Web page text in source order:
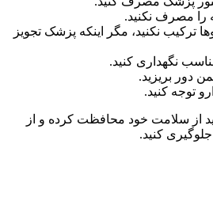
را مصرف نکنید.
ترکیب نکنید، مگر اینکه پزشک تجویز
نگهداری کنید.
دور بریزید.
توجه کنید.
از سلامت خود محافظت کرده و از
کنید.